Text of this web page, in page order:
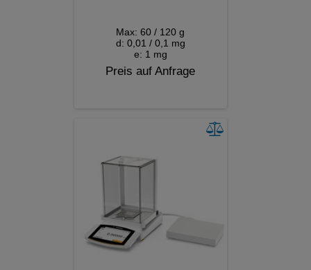
Max: 60 / 120 g
d: 0,01 / 0,1 mg
e: 1 mg
Preis auf Anfrage